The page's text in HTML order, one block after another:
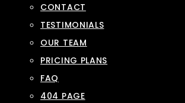
CONTACT
TESTIMONIALS
OUR TEAM
PRICING PLANS
FAQ
404 PAGE